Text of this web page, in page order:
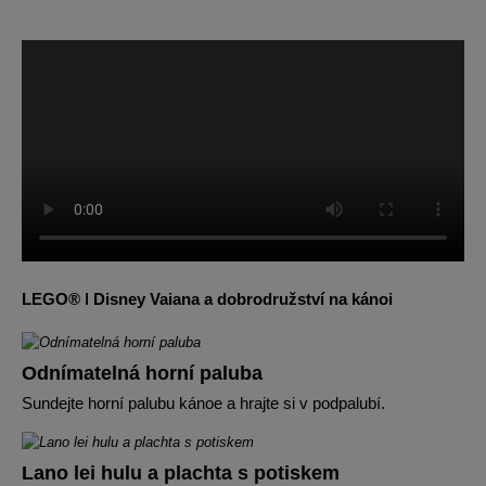
LEGO® ǀ Disney Vaiana a dobrodružství na kánoi
Odnímatelná horní paluba
Sundejte horní palubu kánoe a hrajte si v podpalubí.
Lano lei hulu a plachta s potiskem